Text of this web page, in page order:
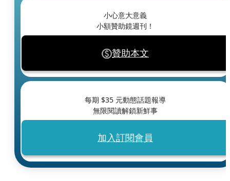
小心意大意義
小額贊助鏡週刊！
贊助本文
每期 $35 元動態話題報導
無限閱讀解鎖新鮮事
加入訂閱會員